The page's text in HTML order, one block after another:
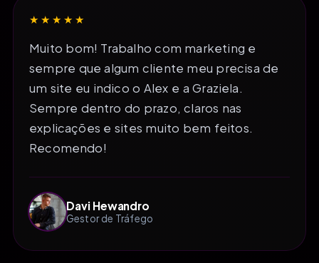
★★★★★
Muito bom! Trabalho com marketing e
sempre que algum cliente meu precisa de
um site eu indico o Alex e a Graziela.
Sempre dentro do prazo, claros nas
explicações e sites muito bem feitos.
Recomendo!
Davi Hewandro
Gestor de Tráfego